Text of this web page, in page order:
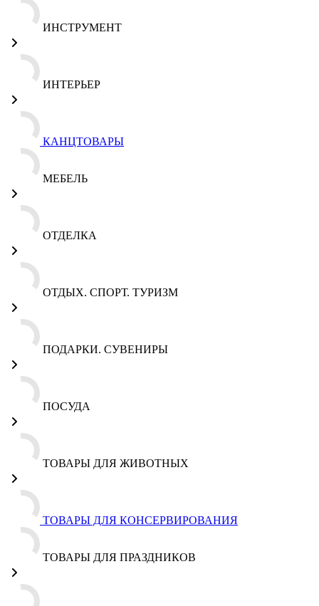
ИНСТРУМЕНТ
ИНТЕРЬЕР
КАНЦТОВАРЫ
МЕБЕЛЬ
ОТДЕЛКА
ОТДЫХ. СПОРТ. ТУРИЗМ
ПОДАРКИ. СУВЕНИРЫ
ПОСУДА
ТОВАРЫ ДЛЯ ЖИВОТНЫХ
ТОВАРЫ ДЛЯ КОНСЕРВИРОВАНИЯ
ТОВАРЫ ДЛЯ ПРАЗДНИКОВ